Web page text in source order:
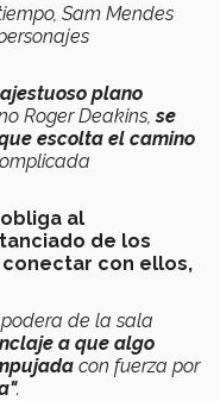
Sam Mendes
plano
Roger Deakins,se
escolta el camino
obliga al
de los
con ellos,
de la sala
a que algo
con fuerza por
.